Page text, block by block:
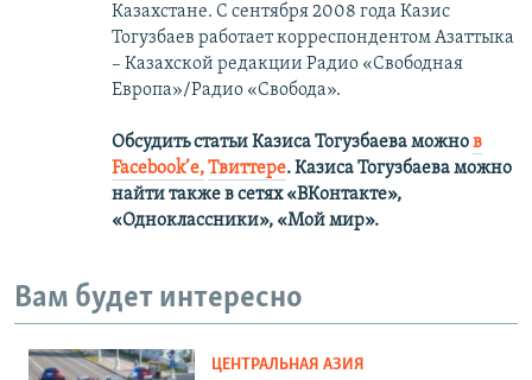
Казахстане. С сентября 2008 года Казис
Тогузбаев работает корреспондентом Азаттыка
– Казахской редакции Радио «Свободная
Европа»/Радио «Свобода».
Обсудить статьи Казиса Тогузбаева можнов
Facebook’е,Твиттере.Казиса Тогузбаева можно
найти также в сетях«ВКонтакте»,
«Одноклассники», «Мой мир».
Вам будет интересно
ЦЕНТРАЛЬНАЯ АЗИЯ